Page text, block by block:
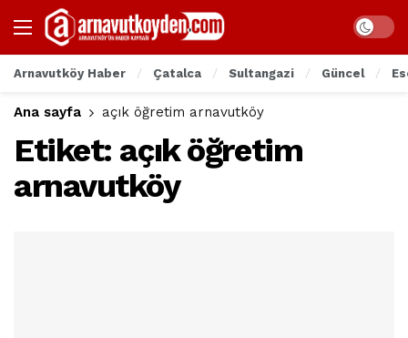
Arnavutköy Haber Çatalca Sultangazi Güncel
Ana sayfa açık öğretim arnavutköy
Etiket: açık öğretim
arnavutköy